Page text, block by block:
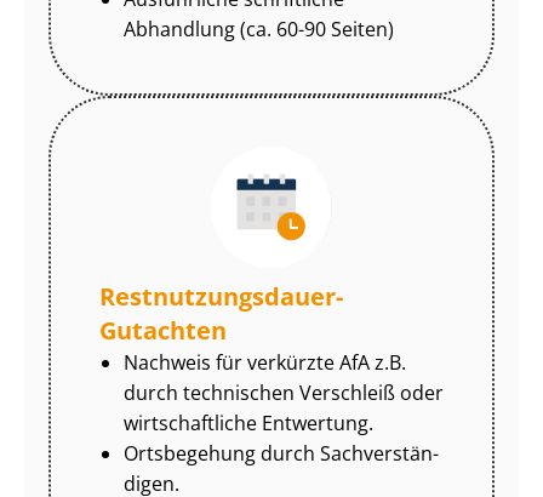
Abhandlung (ca. 60-90 Seiten)
Rest­nut­zungs­dau­er-
Gutachten
Nachweis für verkürzte AfA z.B.
durch technischen Verschleiß oder
wirtschaftliche Entwertung.
Ortsbegehung durch Sach­ver­stän­
di­gen.